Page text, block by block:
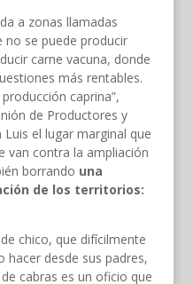
a zonas llamadas
no se puede producir
carne vacuna, donde
más rentables.
caprina”,
de Productores y
el lugar marginal que
van contra la ampliación
borrando una
de los territorios:
chico, que difícilmente
hacer desde sus padres,
cabras es un oficio que